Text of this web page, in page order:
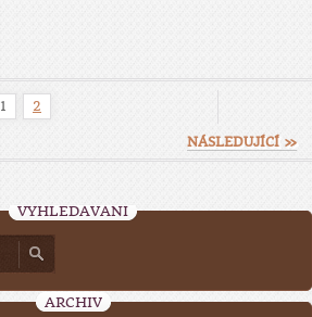
1 2
NÁSLEDUJÍCÍ »
VYHLEDÁVÁNÍ
ARCHIV